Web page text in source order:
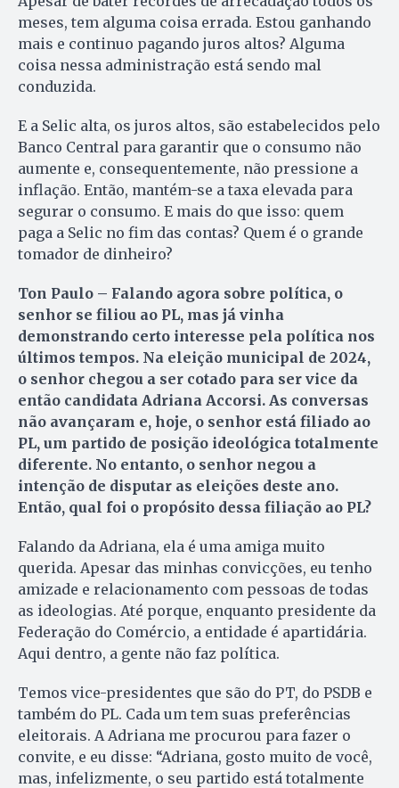
meses, tem alguma coisa errada. Estou ganhando
mais e continuo pagando juros altos? Alguma
coisa nessa administração está sendo mal
conduzida.
E a Selic alta, os juros altos, são estabelecidos pelo
Banco Central para garantir que o consumo não
aumente e, consequentemente, não pressione a
inflação. Então, mantém-se a taxa elevada para
segurar o consumo. E mais do que isso: quem
paga a Selic no fim das contas? Quem é o grande
tomador de dinheiro?
Ton Paulo – Falando agora sobre política, o
senhor se filiou ao PL, mas já vinha
demonstrando certo interesse pela política nos
últimos tempos. Na eleição municipal de 2024,
o senhor chegou a ser cotado para ser vice da
então candidata Adriana Accorsi. As conversas
não avançaram e, hoje, o senhor está filiado ao
PL, um partido de posição ideológica totalmente
diferente. No entanto, o senhor negou a
intenção de disputar as eleições deste ano.
Então, qual foi o propósito dessa filiação ao PL?
Falando da Adriana, ela é uma amiga muito
querida. Apesar das minhas convicções, eu tenho
amizade e relacionamento com pessoas de todas
as ideologias. Até porque, enquanto presidente da
Federação do Comércio, a entidade é apartidária.
Aqui dentro, a gente não faz política.
Temos vice-presidentes que são do PT, do PSDB e
também do PL. Cada um tem suas preferências
eleitorais. A Adriana me procurou para fazer o
convite, e eu disse: “Adriana, gosto muito de você,
mas, infelizmente, o seu partido está totalmente